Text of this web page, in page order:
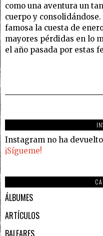
como una aventura un
cuerpo y
famosa la cuesta de
mayores pérdidas en lo
el año pasada por estas
Instagram no ha
¡Sígueme!
ÁLBUMES
ARTÍCULOS
BALEARES